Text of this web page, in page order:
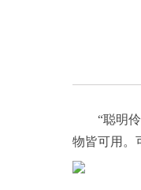
“聪明
物皆可用。